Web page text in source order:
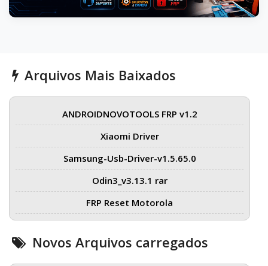
Arquivos Mais Baixados
ANDROIDNOVOTOOLS FRP v1.2
Xiaomi Driver
Samsung-Usb-Driver-v1.5.65.0
Odin3_v3.13.1 rar
FRP Reset Motorola
Novos Arquivos carregados